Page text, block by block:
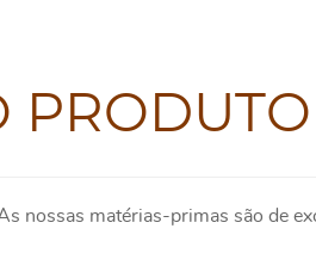
PRODUTO
nossas matérias-primas são de